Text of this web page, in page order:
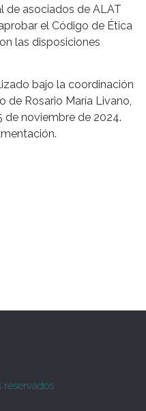
de asociados de ALAT
el Código de Ética
las disposiciones
bajo la coordinación
de Rosario María Livano,
de noviembre de 2024.
reservados